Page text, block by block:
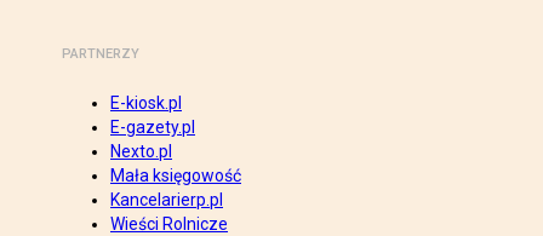
PARTNERZY
E-kiosk.pl
E-gazety.pl
Nexto.pl
Mała księgowość
Kancelarierp.pl
Wieści Rolnicze